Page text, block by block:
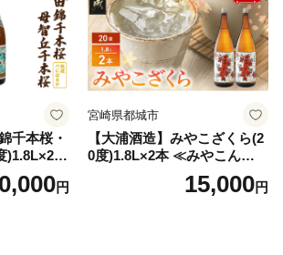
千本桜・
)1.8L×2本
便≫_AC
円
宮崎県都城市
【大浦酒造】みやこざくら(2
0度)1.8L×2本 ≪みやこんじょ
特急便≫_MJ-077115,000円